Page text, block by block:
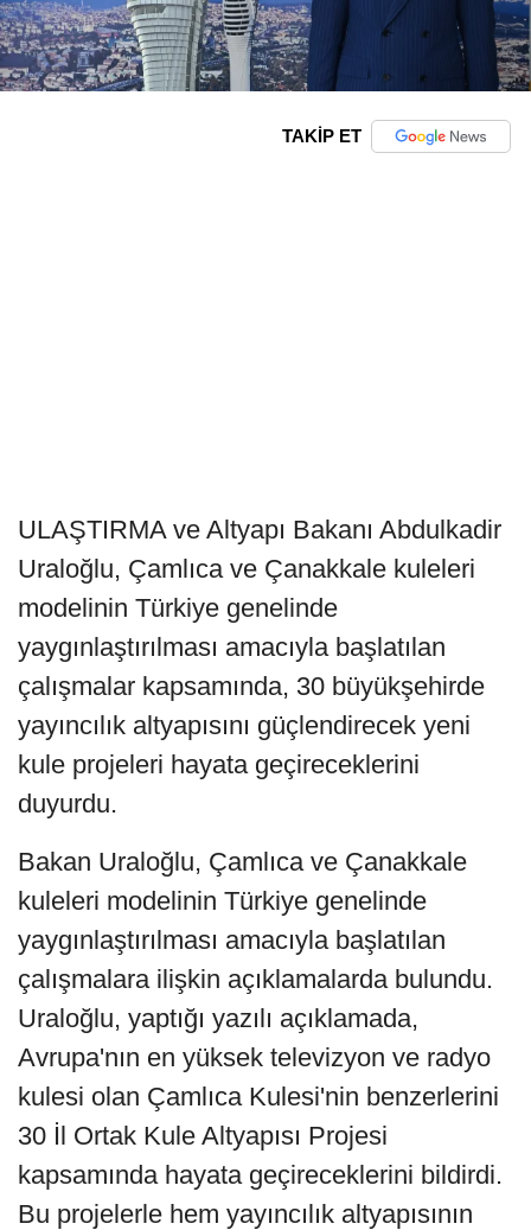
TAKİP ET
ULAŞTIRMA ve Altyapı Bakanı Abdulkadir
Uraloğlu, Çamlıca ve Çanakkale kuleleri
modelinin Türkiye genelinde
yaygınlaştırılması amacıyla başlatılan
çalışmalar kapsamında, 30 büyükşehirde
yayıncılık altyapısını güçlendirecek yeni
kule projeleri hayata geçireceklerini
duyurdu.
Bakan Uraloğlu, Çamlıca ve Çanakkale
kuleleri modelinin Türkiye genelinde
yaygınlaştırılması amacıyla başlatılan
çalışmalara ilişkin açıklamalarda bulundu.
Uraloğlu, yaptığı yazılı açıklamada,
Avrupa'nın en yüksek televizyon ve radyo
kulesi olan Çamlıca Kulesi'nin benzerlerini
30 İl Ortak Kule Altyapısı Projesi
kapsamında hayata geçireceklerini bildirdi.
Bu projelerle hem yayıncılık altyapısının